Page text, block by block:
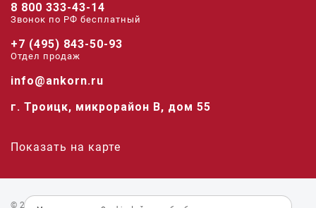
8 800 333-43-14
Звонок по РФ беcплатный
+7 (495) 843-50-93
Отдел продаж
info@ankorn.ru
г. Троицк, микрорайон В, дом 55
Показать на карте
© 2026 «Анкорн».